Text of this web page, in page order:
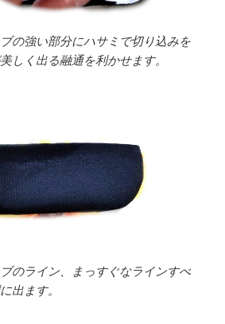
の強い部分にハサミで切り込みを
しく出る融通を利かせます。
のライン、まっすぐなラインすべ
出ます。